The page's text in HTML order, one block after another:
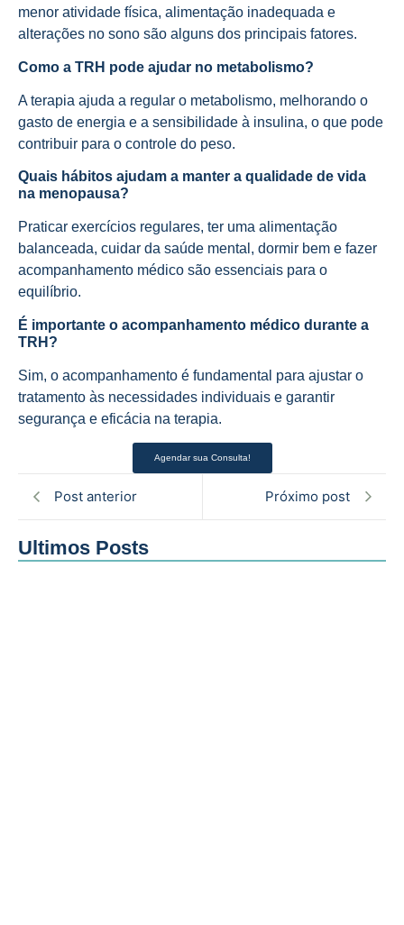
menor atividade física, alimentação inadequada e
alterações no sono são alguns dos principais fatores.
Como a TRH pode ajudar no metabolismo?
A terapia ajuda a regular o metabolismo, melhorando o
gasto de energia e a sensibilidade à insulina, o que pode
contribuir para o controle do peso.
Quais hábitos ajudam a manter a qualidade de vida
na menopausa?
Praticar exercícios regulares, ter uma alimentação
balanceada, cuidar da saúde mental, dormir bem e fazer
acompanhamento médico são essenciais para o
equilíbrio.
É importante o acompanhamento médico durante a
TRH?
Sim, o acompanhamento é fundamental para ajustar o
tratamento às necessidades individuais e garantir
segurança e eficácia na terapia.
Agendar sua Consulta!
Post anterior Próximo post
Ultimos Posts